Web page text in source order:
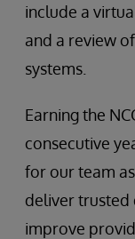
include a
and a review
systems.
Earning the
consecutive
for our team
deliver trusted
improve